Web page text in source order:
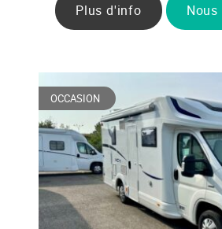
Plus d'info
OCCASION